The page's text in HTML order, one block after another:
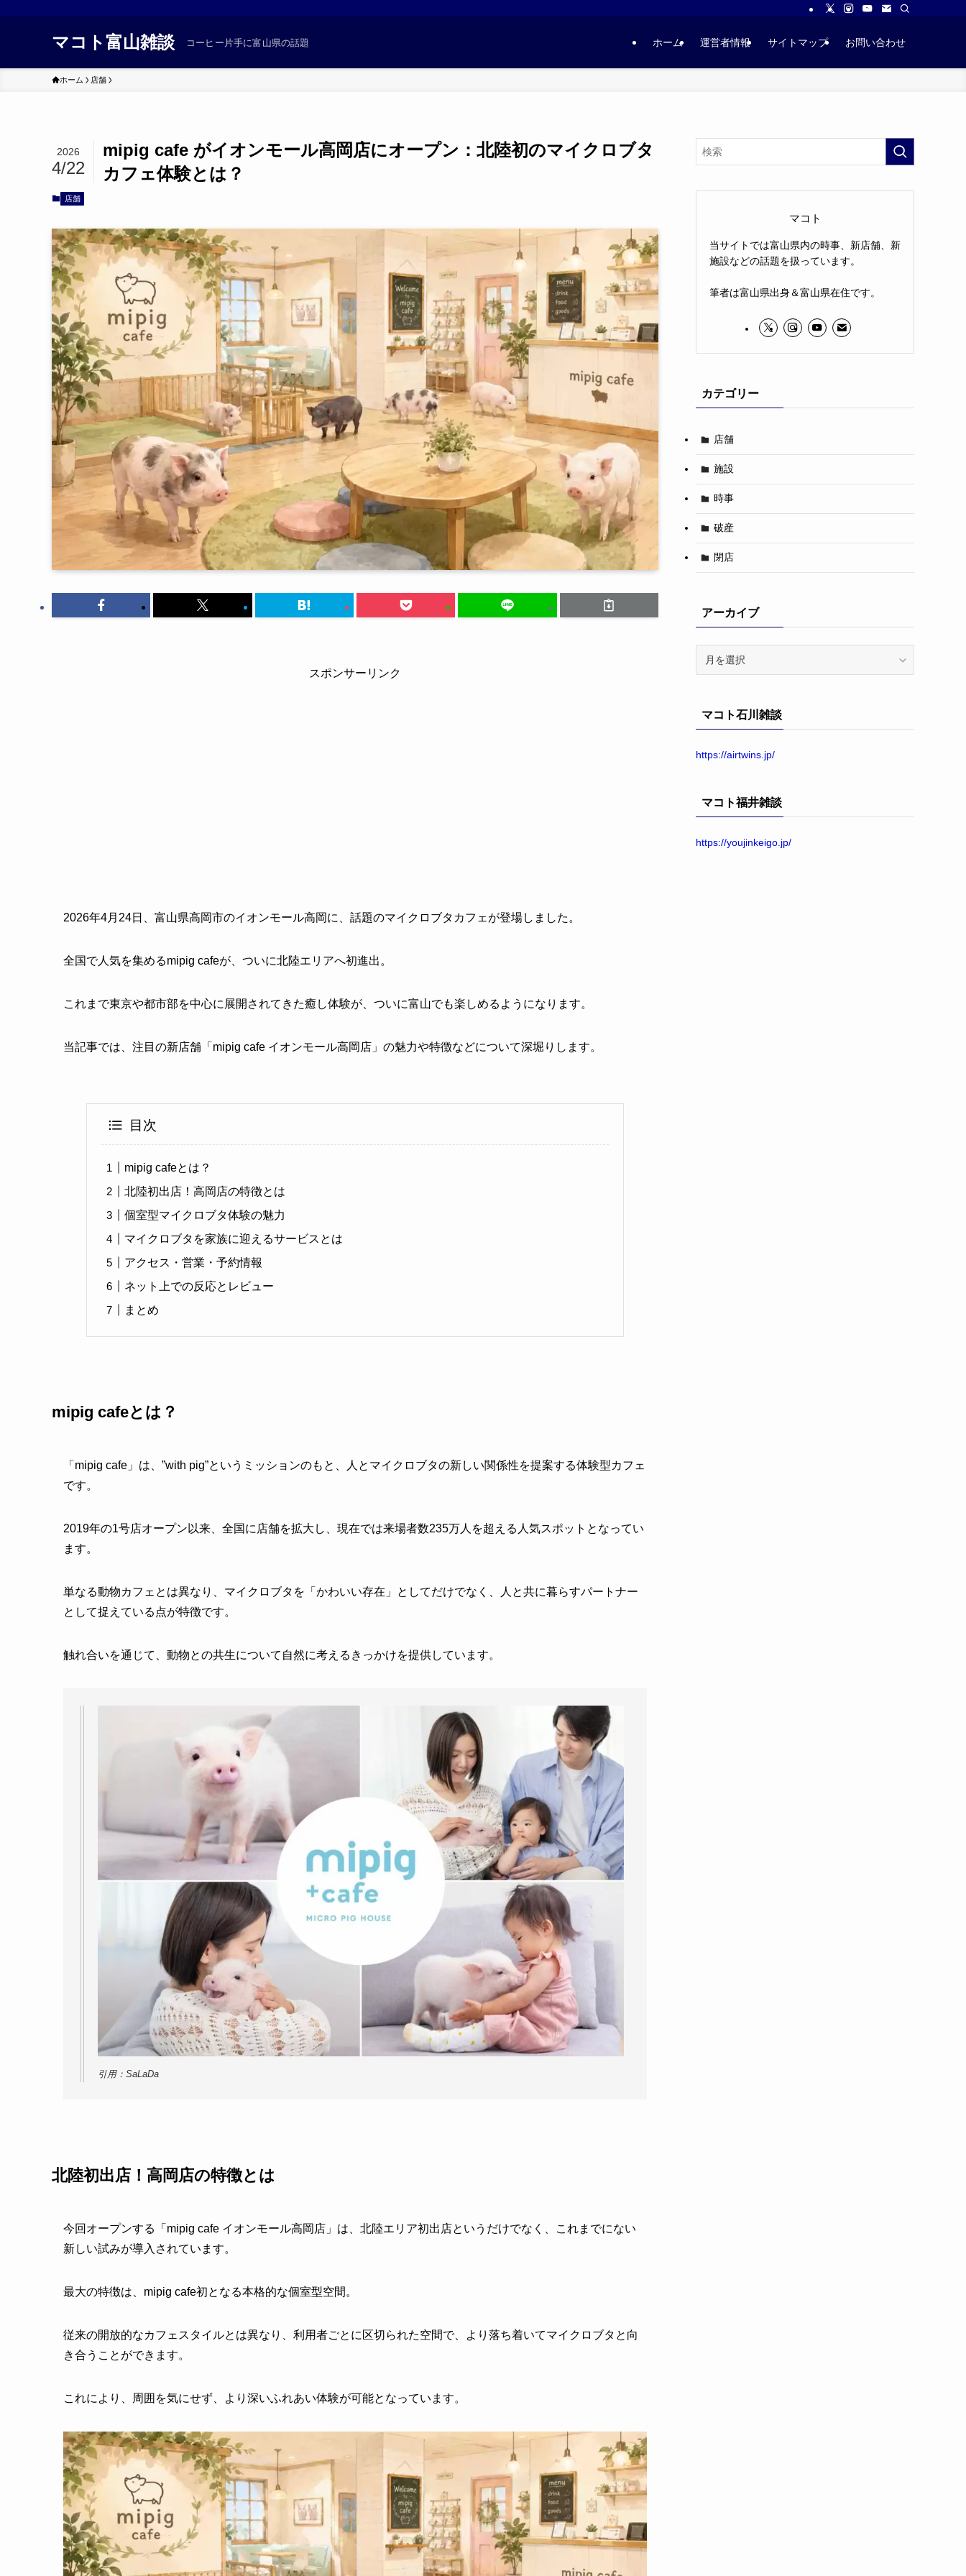
マコト富山雑談 コーヒー片手に富山県の話題 ホーム 運営者情報 サイトマップ お問い合わせ
ホーム 店舗
mipig cafe がイオンモール高岡店にオープン：北陸初のマイクロブタ
カフェ体験とは？
2026
4/22
店舗
スポンサーリンク
2026年4月24日、富山県高岡市のイオンモール高岡に、話題のマイクロブタカフェが登場しました。
全国で人気を集めるmipig cafeが、ついに北陸エリアへ初進出。
これまで東京や都市部を中心に展開されてきた癒し体験が、ついに富山でも楽しめるようになります。
当記事では、注目の新店舗「mipig cafe イオンモール高岡店」の魅力や特徴などについて深堀りします。
目次
mipig cafeとは？
北陸初出店！高岡店の特徴とは
個室型マイクロブタ体験の魅力
マイクロブタを家族に迎えるサービスとは
アクセス・営業・予約情報
ネット上での反応とレビュー
まとめ
mipig cafeとは？
「mipig cafe」は、”with pig”というミッションのもと、人とマイクロブタの新しい関係性を提案する体験型カフェ
です。
2019年の1号店オープン以来、全国に店舗を拡大し、現在では来場者数235万人を超える人気スポットとなってい
ます。
単なる動物カフェとは異なり、マイクロブタを「かわいい存在」としてだけでなく、人と共に暮らすパートナー
として捉えている点が特徴です。
触れ合いを通じて、動物との共生について自然に考えるきっかけを提供しています。
引用：SaLaDa
北陸初出店！高岡店の特徴とは
今回オープンする「mipig cafe イオンモール高岡店」は、北陸エリア初出店というだけでなく、これまでにない
新しい試みが導入されています。
最大の特徴は、mipig cafe初となる本格的な個室型空間。
従来の開放的なカフェスタイルとは異なり、利用者ごとに区切られた空間で、より落ち着いてマイクロブタと向
き合うことができます。
これにより、周囲を気にせず、より深いふれあい体験が可能となっています。
マコト
当サイトでは富山県内の時事、新店舗、新
施設などの話題を扱っています。
筆者は富山県出身＆富山県在住です。
カテゴリー
店舗
施設
時事
破産
閉店
アーカイブ
ブマコト石川雑談
https://airtwins.jp/
マコト福井雑談
https://youjinkeigo.jp/